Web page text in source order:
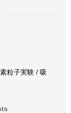
粒子実験 / 吸